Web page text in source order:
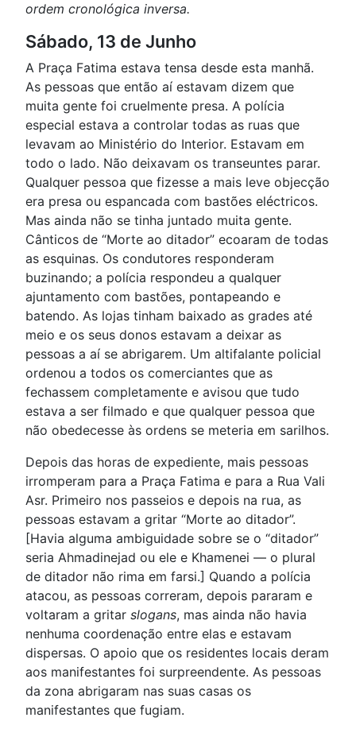
ordem cronológica inversa.
Sábado, 13 de Junho
A Praça Fatima estava tensa desde esta manhã.
As pessoas que então aí estavam dizem que
muita gente foi cruelmente presa. A polícia
especial estava a controlar todas as ruas que
levavam ao Ministério do Interior. Estavam em
todo o lado. Não deixavam os transeuntes parar.
Qualquer pessoa que fizesse a mais leve objecção
era presa ou espancada com bastões eléctricos.
Mas ainda não se tinha juntado muita gente.
Cânticos de “Morte ao ditador” ecoaram de todas
as esquinas. Os condutores responderam
buzinando; a polícia respondeu a qualquer
ajuntamento com bastões, pontapeando e
batendo. As lojas tinham baixado as grades até
meio e os seus donos estavam a deixar as
pessoas a aí se abrigarem. Um altifalante policial
ordenou a todos os comerciantes que as
fechassem completamente e avisou que tudo
estava a ser filmado e que qualquer pessoa que
não obedecesse às ordens se meteria em sarilhos.
Depois das horas de expediente, mais pessoas
irromperam para a Praça Fatima e para a Rua Vali
Asr. Primeiro nos passeios e depois na rua, as
pessoas estavam a gritar “Morte ao ditador”.
[Havia alguma ambiguidade sobre se o “ditador”
seria Ahmadinejad ou ele e Khamenei — o plural
de ditador não rima em farsi.] Quando a polícia
atacou, as pessoas correram, depois pararam e
voltaram a gritar slogans, mas ainda não havia
nenhuma coordenação entre elas e estavam
dispersas. O apoio que os residentes locais deram
aos manifestantes foi surpreendente. As pessoas
da zona abrigaram nas suas casas os
manifestantes que fugiam.